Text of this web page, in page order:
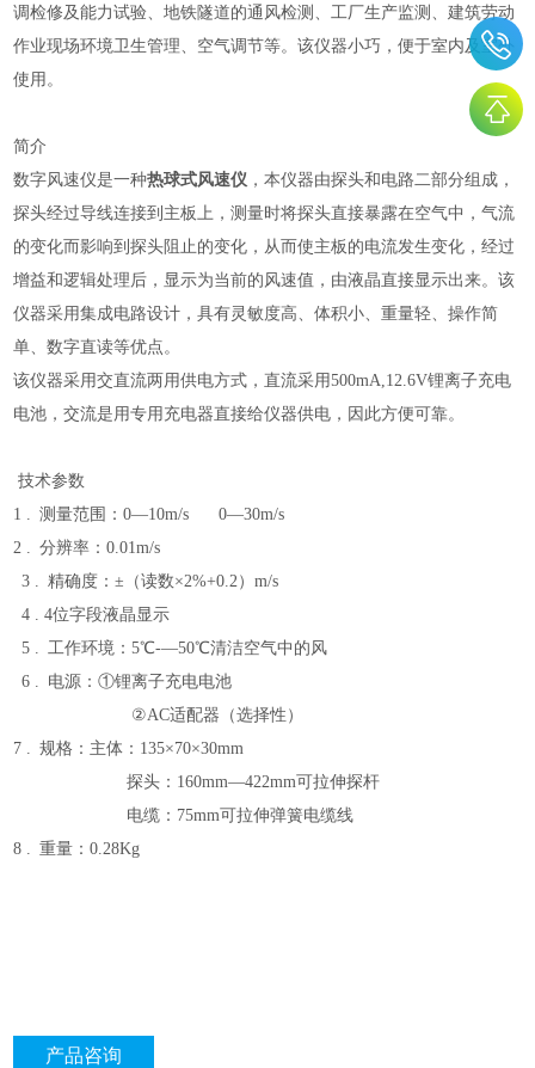
调检修及能力试验、地铁隧道的通风检测、工厂生产监测、建筑劳动
作业现场环境卫生管理、空气调节等。该仪器小巧，便于室内及室外
使用。
简介
数字风速仪是一种热球式风速仪 ，本仪器由探头和电路二部分组成，
探头经过导线连接到主板上，测量时将探头直接暴露在空气中，气流
的变化而影响到探头阻止的变化，从而使主板的电流发生变化，经过
增益和逻辑处理后，显示为当前的风速值，由液晶直接显示出来。该
仪器采用集成电路设计，具有灵敏度高、体积小、重量轻、操作简
单、数字直读等优点。
该仪器采用交直流两用供电方式，直流采用500mA,12.6V锂离子充电
电池，交流是用专用充电器直接给仪器供电，因此方便可靠。
技术参数
1 . 测量范围：0—10m/s 0—30m/s
2 . 分辨率：0.01m/s
3 . 精确度：±（读数×2%+0.2）m/s
4 . 4位字段液晶显示
5 . 工作环境：5℃-—50℃清洁空气中的风
6 . 电源：①锂离子充电电池
②AC适配器（选择性）
7 . 规格：主体：135×70×30mm
探头：160mm—422mm可拉伸探杆
电缆：75mm可拉伸弹簧电缆线
8 . 重量：0.28Kg
产品咨询